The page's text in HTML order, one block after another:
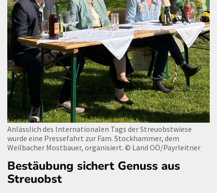
Anlässlich des Internationalen Tags der Streuobstwiese
wurde eine Pressefahrt zur Fam. Stockhammer, dem
Weilbacher Mostbauer, organisiert. © Land OÖ/Payrleitner
Bestäubung sichert Genuss aus
Streuobst